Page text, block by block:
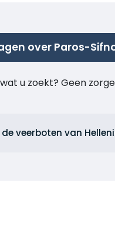
over Paros-
u zoekt? Geen
veerboten van